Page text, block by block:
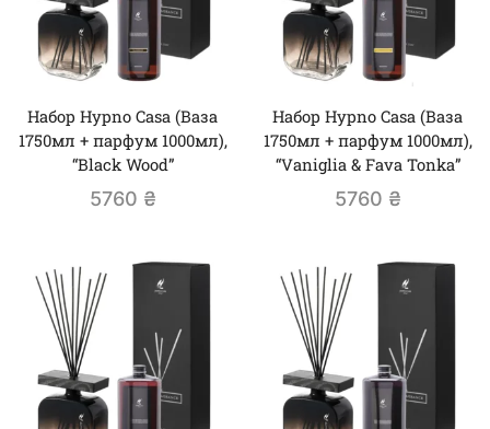
Набор Hypno Casa (Ваза
1750мл + парфум 1000мл),
“Black Wood”
5760 ₴
Набор Hypno Casa (Ваза
1750мл + парфум 1000мл),
“Vaniglia & Fava Tonka”
5760 ₴